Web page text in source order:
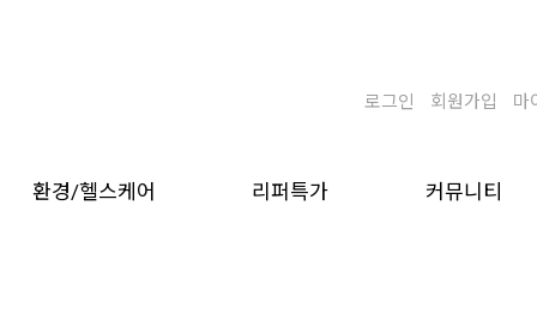
로그인 회원가입 마
환경/헬스케어 리퍼특가 커뮤니티